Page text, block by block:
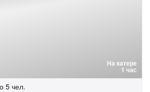
На катере
1 час
5 чел.